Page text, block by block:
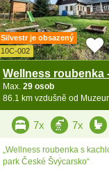
Silvestr je obsazený
10C-002
Max. 29 osob
86.1 km vzdušně od
7x 7x
„Wellness roubenka s
park České Švýcarsko“